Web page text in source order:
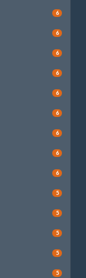
6
6
6
6
6
6
6
6
6
5
5
5
5
5